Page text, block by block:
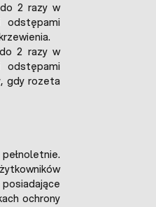
2 razy w
odstępami
2 razy w
odstępami
gdy rozeta
ochrony